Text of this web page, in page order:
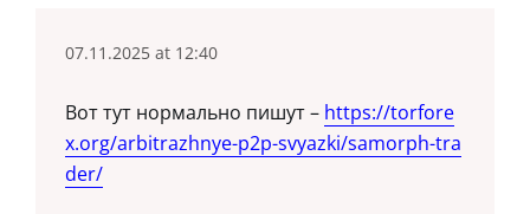
07.11.2025 at 12:40
Вот тут нормально пишут – https://torfore
x.org/arbitrazhnye-p2p-svyazki/samorph-tra
der/